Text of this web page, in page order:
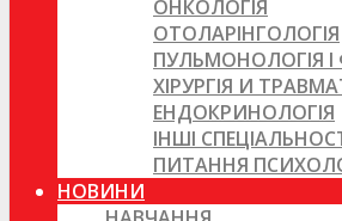
ОНКОЛОГІЯ
ОТОЛАРІНГОЛОГІЯ
ПУЛЬМОНОЛОГІЯ І
ХІРУРГІЯ И
ЕНДОКРИНОЛОГІЯ
ІНШІ
ПИТАННЯ
НОВИНИ